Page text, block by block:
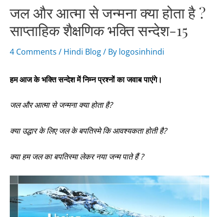
जल और आत्मा से जन्मना क्या होता है ?
साप्ताहिक शैक्षणिक भक्ति सन्देश-15
4 Comments / Hindi Blog/ By logosinhindi
हम आज के भक्ति सन्देश में निम्न प्रश्नों का जवाब पाएंगे।
जल और आत्मा से जन्मना क्या होता है?
क्या उद्धार के लिए जल के बपतिस्मे कि आवश्यकता होती है?
क्या हम जल का बपतिस्मा लेकर नया जन्म पाते हैं ?